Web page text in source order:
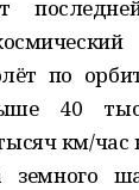
по
40
км/час
земного